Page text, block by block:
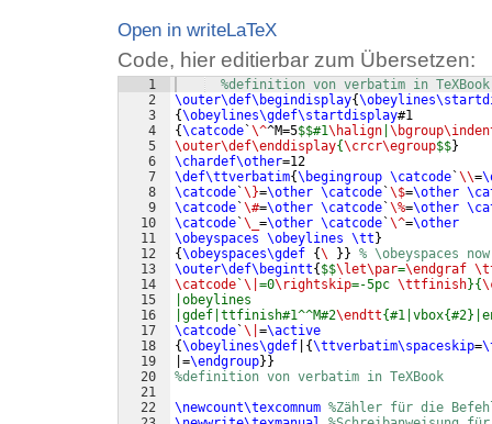
Open in writeLaTeX
Code, hier editierbar zum Übersetzen:
1
2
3
4
5
6
7
8
9
10
11
12
13
14
15
16
17
18
19
20
21
22
%definition von verbatim in TeXBook
\outer\def\begindisplay{
{\obeylines\gdef\startdisplay#1
{\catcode `\^^M=5$$#1\halign
\outer\def\enddisplay{\crcr\egroup$$}
\chardef\other=12
\def\ttverbatim{\begingroup \catcode `\\=
\catcode `\}=\other \catcode `\$=\other
\catcode `\#=\other \catcode `\%=\other
\catcode `\_ =\other \catcode `\^=\other
\obeyspaces \obeylines \tt }
{\obeyspaces\gdef {\ }} % \obeyspaces
\outer\def\begintt{ $$\let\par=\endgraf
\catcode `\| =0\rightskip=-5pc \ttfinish}{
|obeylines
|gdef|ttfinish#1^^M#2\endtt
\catcode `\| =\active
{\obeylines\gdef {\ttverbatim\spaceskip=
|=\endgroup}}
%definition von verbatim in TeXBook
\newcount\texcomnum %Zähler für die